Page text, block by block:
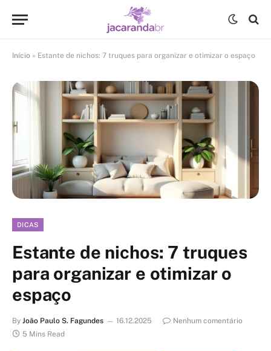
Início » Estante de nichos: 7 truques para organizar e otimizar o espaço
DICAS
Estante de nichos: 7 truques
para organizar e otimizar o
espaço
By João Paulo S. Fagundes 16.12.2025
Nenhum comentário
5 Mins Read